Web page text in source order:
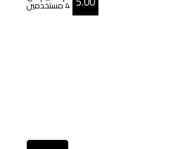
4 مستخدمين